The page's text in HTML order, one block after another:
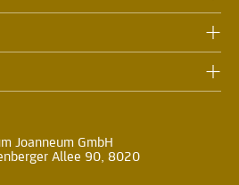
Joanneum GmbH
Allee 90, 8020